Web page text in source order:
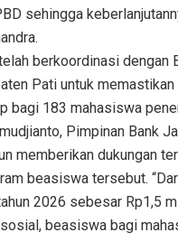
sehingga
berkoordinasi dengan
Pati untuk memastikan
bagi 183 mahasiswa
Pimpinan Bank
memberikan dukungan
beasiswa tersebut.
2026 sebesar Rp1,5
beasiswa bagi